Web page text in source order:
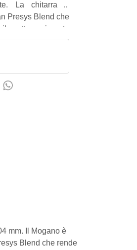
La chitarra è
Presys Blend che
sotto ogni punto
Live.
mm. Il Mogano è
Blend che rende